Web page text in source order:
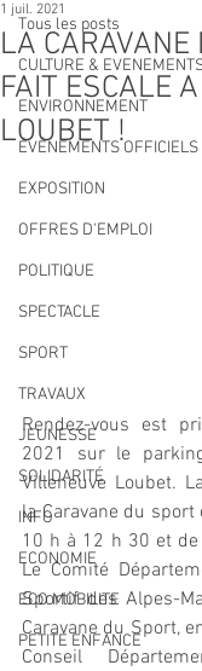
Tous les posts
CULTURE &
ENVIRONNEMENT
ÉVÉNEMENTS OFFICIELS
EXPOSITION
OFFRES D'EMPLOI
POLITIQUE
SPECTACLE
SPORT
TRAVAUX
JEUNESSE
SOLIDARITÉ
INFO
ECONOMIE
ECO MOBILITE
PETITE ENFANCE
LA CARAVANE
FAIT ESCALE
LOUBET !
1 juil. 2021
Rendez-vous est
2021 sur le
Villeneuve Loubet.
la Caravane du
10 h à 12 h 30 et
Le Comité
Sportif des Alpes-
Caravane du Sport,
Conseil